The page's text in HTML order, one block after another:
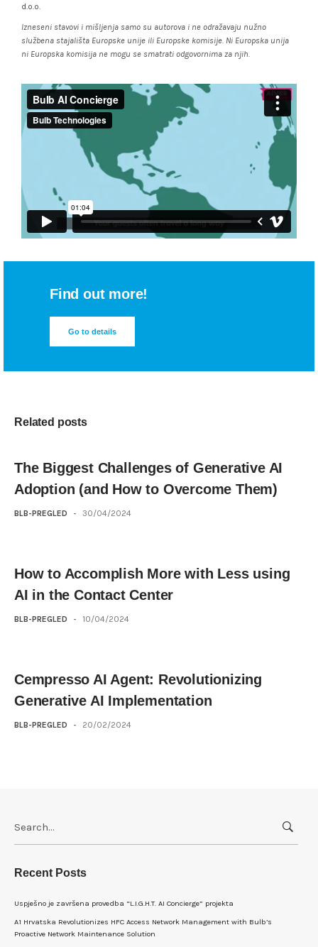
d.o.o.
Izneseni stavovi i mišljenja samo su autorova i ne odražavaju nužno
službena stajališta Europske unije ili Europske komisije. Ni Europska unija
ni Europska komisija ne mogu se smatrati odgovornima za njih.
Find out more!
Go to details
Related posts
The Biggest Challenges of Generative AI
Adoption (and How to Overcome Them)
BLB-PREGLED - 30/04/2024
How to Accomplish More with Less using
AI in the Contact Center
BLB-PREGLED - 10/04/2024
Cempresso AI Agent: Revolutionizing
Generative AI Implementation
BLB-PREGLED - 20/02/2024
for:
Recent Posts
Uspješno je završena provedba “L.I.G.H.T. AI Concierge” projekta
A1 Hrvatska Revolutionizes HFC Access Network Management with Bulb’s
Proactive Network Maintenance Solution